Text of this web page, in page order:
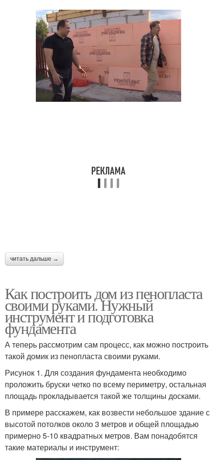
Дом из металла
Дом по финской
технологии
Дом по канадской
технологии
Дом на бетонной плите
Дом к фундаменту
Дом в дождь Светы в доме
Маленький дом
Дом с большим
статусом
Светы в одноэтажном
доме
Светы в загородном
доме
Светы в одноэтажных
читать дальше →
Как построить дом из пенопласта
своими руками. Нужный
инструмент и подготовка
фундамента
А теперь рассмотрим сам процесс, как можно построить
такой домик из пенопласта своими руками.
Рисунок 1. Для создания фундамента необходимо
проложить бруски четко по всему периметру, остальная
площадь прокладывается такой же толщины досками.
В примере расскажем, как возвести небольшое здание с
высотой потолков около 3 метров и общей площадью
примерно 5-10 квадратных метров. Вам понадобятся
такие материалы и инструмент: